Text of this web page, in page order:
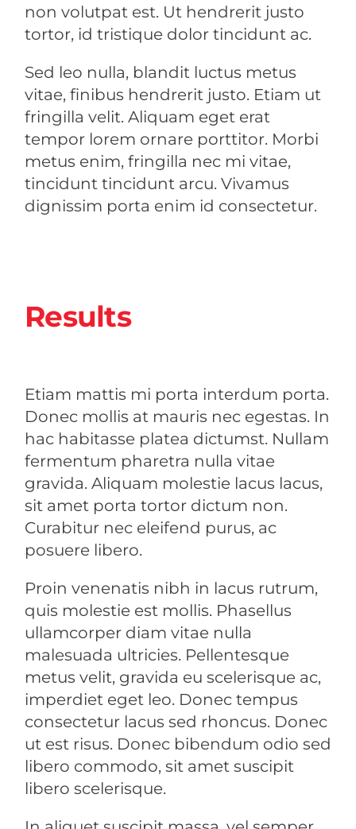
non volutpat est. Ut hendrerit justo
tortor, id tristique dolor tincidunt ac.
Sed leo nulla, blandit luctus metus
vitae, finibus hendrerit justo. Etiam ut
fringilla velit. Aliquam eget erat
tempor lorem ornare porttitor. Morbi
metus enim, fringilla nec mi vitae,
tincidunt tincidunt arcu. Vivamus
dignissim porta enim id consectetur.
Results
Etiam mattis mi porta interdum porta.
Donec mollis at mauris nec egestas. In
hac habitasse platea dictumst. Nullam
fermentum pharetra nulla vitae
gravida. Aliquam molestie lacus lacus,
sit amet porta tortor dictum non.
Curabitur nec eleifend purus, ac
posuere libero.
Proin venenatis nibh in lacus rutrum,
quis molestie est mollis. Phasellus
ullamcorper diam vitae nulla
malesuada ultricies. Pellentesque
metus velit, gravida eu scelerisque ac,
imperdiet eget leo. Donec tempus
consectetur lacus sed rhoncus. Donec
ut est risus. Donec bibendum odio sed
libero commodo, sit amet suscipit
libero scelerisque.